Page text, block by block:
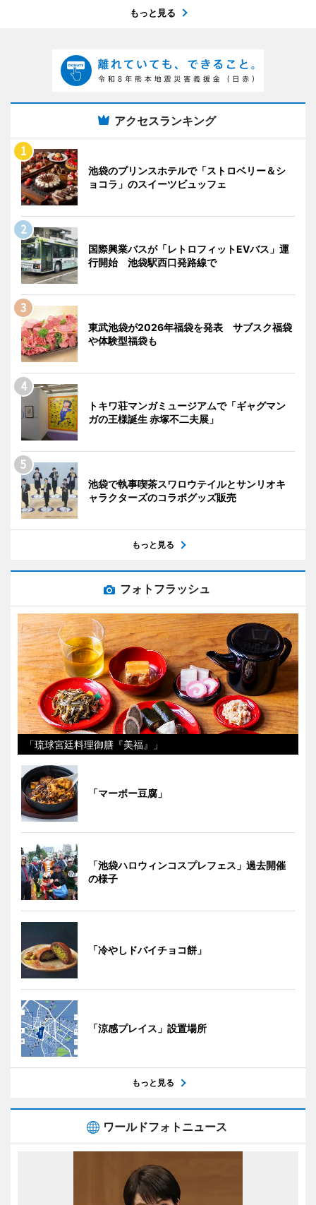
もっと見る
アクセスランキング
池袋のプリンスホテルで「ストロベリー＆シ
ョコラ」のスイーツビュッフェ
国際興業バスが「レトロフィットEVバス」運
行開始 池袋駅西口発路線で
東武池袋が2026年福袋を発表 サブスク福袋
や体験型福袋も
トキワ荘マンガミュージアムで「ギャグマン
ガの王様誕生 赤塚不二夫展」
池袋で執事喫茶スワロウテイルとサンリオキ
ャラクターズのコラボグッズ販売
もっと見る
フォトフラッシュ
「琉球宮廷料理御膳『美福』」
「マーボー豆腐」
「池袋ハロウィンコスプレフェス」過去開催
の様子
「冷やしドバイチョコ餅」
「涼感プレイス」設置場所
もっと見る
ワールドフォトニュース